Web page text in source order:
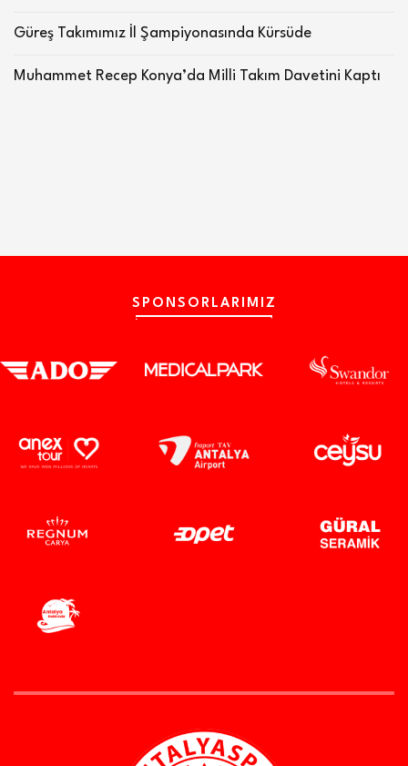
Güreş Takımımız İl Şampiyonasında Kürsüde
Muhammet Recep Konya’da Milli Takım Davetini Kaptı
SPONSORLARIMIZ